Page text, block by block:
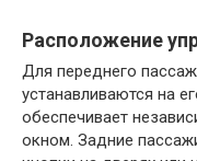
Расположение
Для переднего
устанавливаются на
обеспечивает
окном. Задние